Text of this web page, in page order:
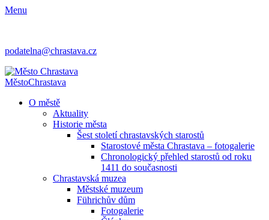
Menu
podatelna@chrastava.cz
MěstoChrastava
O městě
Aktuality
Historie města
Šest století chrastavských starostů
Starostové města Chrastava – fotogalerie
Chronologický přehled starostů od roku
1411 do současnosti
Chrastavská muzea
Městské muzeum
Führichův dům
Fotogalerie